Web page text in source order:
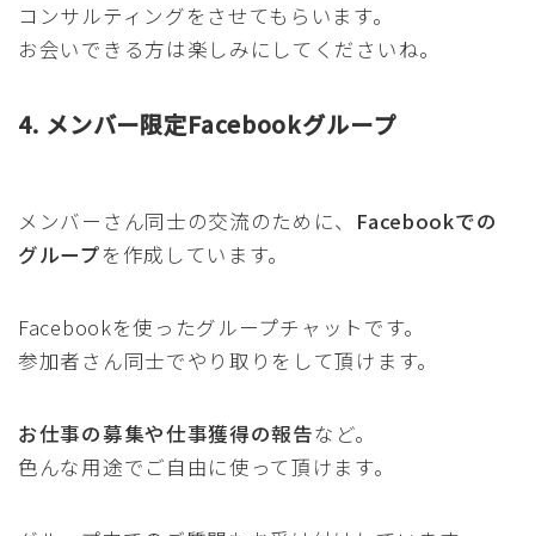
コンサルティングをさせてもらいます。
お会いできる方は楽しみにしてくださいね。
4. メンバー限定Facebookグループ
メンバーさん同士の交流のために、 Facebookでの
グループを作成しています。
Facebookを使ったグループチャットです。
参加者さん同士でやり取りをして頂けます。
お仕事の募集や仕事獲得の報告など。
色んな用途でご自由に使って頂けます。